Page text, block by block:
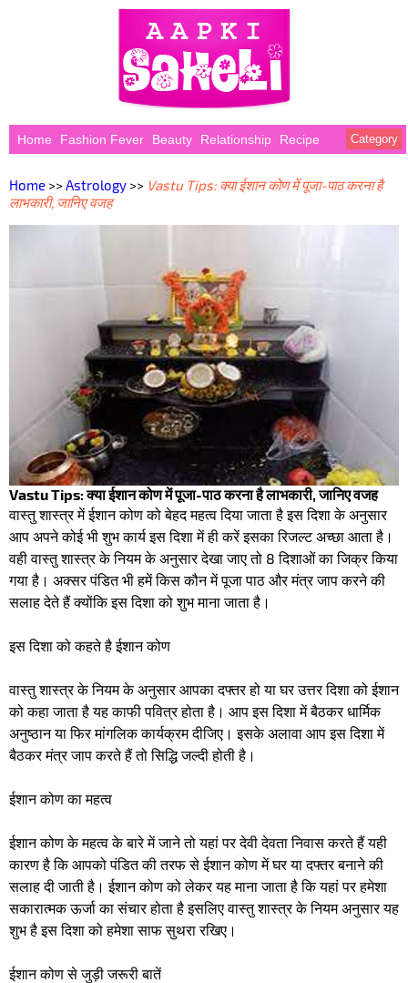
Home Fashion Fever Beauty Relationship Recipe Category
Home >>Astrology >> Vastu Tips: क्या ईशान कोण में पूजा-पाठ करना है
लाभकारी, जानिए वजह
Vastu Tips: क्या ईशान कोण में पूजा-पाठ करना है लाभकारी, जानिए वजह
वास्तु शास्त्र में ईशान कोण को बेहद महत्व दिया जाता है इस दिशा के अनुसार
आप अपने कोई भी शुभ कार्य इस दिशा में ही करें इसका रिजल्ट अच्छा आता है।
वही वास्तु शास्त्र के नियम के अनुसार देखा जाए तो 8 दिशाओं का जिक्र किया
गया है। अक्सर पंडित भी हमें किस कौन में पूजा पाठ और मंत्र जाप करने की
सलाह देते हैं क्योंकि इस दिशा को शुभ माना जाता है।
इस दिशा को कहते है ईशान कोण
वास्तु शास्त्र के नियम के अनुसार आपका दफ्तर हो या घर उत्तर दिशा को ईशान
को कहा जाता है यह काफी पवित्र होता है। आप इस दिशा में बैठकर धार्मिक
अनुष्ठान या फिर मांगलिक कार्यक्रम दीजिए। इसके अलावा आप इस दिशा में
बैठकर मंत्र जाप करते हैं तो सिद्धि जल्दी होती है।
ईशान कोण का महत्व
ईशान कोण के महत्व के बारे में जाने तो यहां पर देवी देवता निवास करते हैं यही
कारण है कि आपको पंडित की तरफ से ईशान कोण में घर या दफ्तर बनाने की
सलाह दी जाती है। ईशान कोण को लेकर यह माना जाता है कि यहां पर हमेशा
सकारात्मक ऊर्जा का संचार होता है इसलिए वास्तु शास्त्र के नियम अनुसार यह
शुभ है इस दिशा को हमेशा साफ सुथरा रखिए।
ईशान कोण से जुड़ी जरूरी बातें